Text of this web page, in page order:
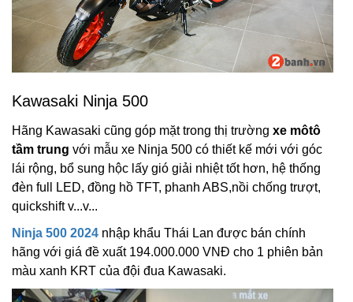
Kawasaki Ninja 500
Hãng Kawasaki cũng góp mặt trong thị trường xe môtô
tầm trung với mẫu xe Ninja 500 có thiết kế mới với góc
lái rộng, bổ sung hộc lấy gió giải nhiệt tốt hơn, hệ thống
đèn full LED, đồng hồ TFT, phanh ABS,nồi chống trượt,
quickshift v...v...
Ninja 500 2024 nhập khẩu Thái Lan được bán chính
hãng với giá đề xuất 194.000.000 VNĐ cho 1 phiên bản
màu xanh KRT của đội đua Kawasaki.